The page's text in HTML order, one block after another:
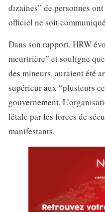
dizaines” de personnes
officiel ne soit
Dans son rapport, HRW
meurtrière” et souligne
des mineurs, auraient été
supérieur aux “plusieurs
gouvernement.
létale par les forces de
manifestants.